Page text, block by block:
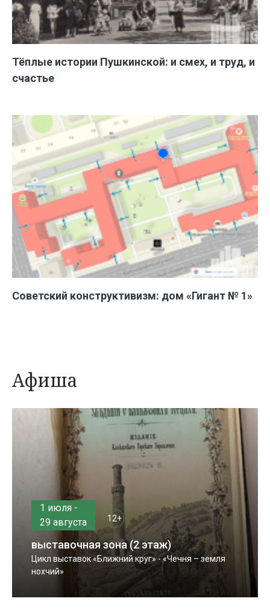
Тёплые истории Пушкинской: и смех, и труд, и
счастье
Советский конструктивизм: дом «Гигант № 1»
Афиша
1 июля -
29 августа
12+
выставочная зона (2 этаж)
Цикл выставок «Ближний круг» - «Чечня – земля
нохчий»